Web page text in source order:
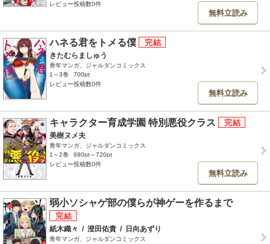
レビュー投稿数0件
無料立読み
ハネる君をトメる僕
きたむらましゅう
青年マンガ、ジャルダンコミックス
1～3巻
700pt
レビュー投稿数0件
無料立読み
キャラクター育成学園 特別悪役クラス
美樹ヌメ夫
青年マンガ、ジャルダンコミックス
1～2巻
680pt～720pt
レビュー投稿数0件
無料立読み
弱小ソシャゲ部の僕らが神ゲーを作るまで
紙木織々 / 澄田佑貴 / 日向あずり
青年マンガ、ジャルダンコミックス